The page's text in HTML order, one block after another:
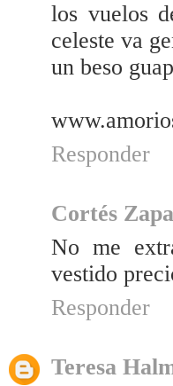
los vuelos
celeste va
un beso
Responder
Cortés
No me
vestido
Responder
Teresa